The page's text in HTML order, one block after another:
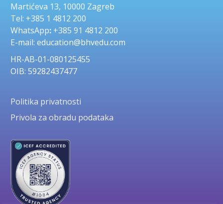
Martićeva 13, 10000 Zagreb
Tel: +385 1 4812 200
WhatsApp:+385 91 4812 200
E-mail: education@bhvedu.com
HR-AB-01-080125455
OIB: 59282437477
Politika privatnosti
Privola za obradu podataka